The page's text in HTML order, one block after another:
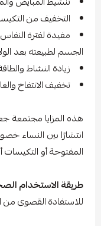
التخفيف من
مفيدة لفترة
الجسم لطبيعته بعد
زيادة النشاط
تخفيف الانتفاخ
هذه المزايا مجتمعة
انتشارًا بين النساء
المفتوحة أو التكيسات
طريقة الاستخدام
للاستفادة القصوى من